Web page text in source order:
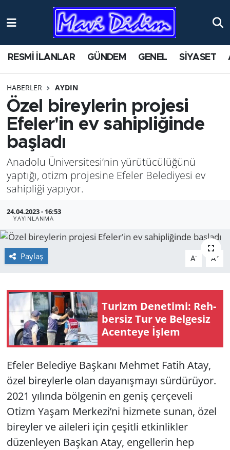
RESMİ İLANLAR GÜNDEM GENEL SİYASET
HABERLER AYDIN
Özel bireylerin projesi
Efeler'in ev sahipliğinde
başladı
Anadolu Üniversitesi’nin yürütücülüğünü
yaptığı, otizm projesine Efeler Belediyesi ev
sahipliği yapıyor.
24.04.2023 - 16:53
YAYINLANMA
Paylaş A- A+
Tu­rizm De­ne­ti­mi: Reh­
ber­siz Tur ve Bel­ge­siz
Acen­te­ye İşlem
Efeler Belediye Başkanı Mehmet Fatih Atay,
özel bireylerle olan dayanışmayı sürdürüyor.
2021 yılında bölgenin en geniş çerçeveli
Otizm Yaşam Merkezi’ni hizmete sunan, özel
bireyler ve aileleri için çeşitli etkinlikler
düzenleyen Başkan Atay, engellerin hep
ANTİK YERLER
AYDIN
BİLİM VE TEKNOLOJİ
ÇEVRE
EĞİTİM
EKONOMİ
GENEL
GÜNDEM
KÜLTÜR SANAT
MAGAZİN
RESMİ İLANLAR
SAĞLIK
SİYASET
Nöbetçi Eczaneler
Namaz Vakitleri
Trafik Durumu
Süper Lig Puan Durumu ve Fikstür
Tüm Manşetler
Son Dakika Haberleri
Haber Arşivi